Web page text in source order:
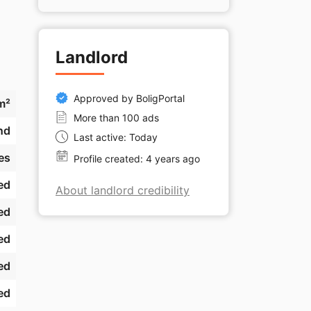
Landlord
Approved by BoligPortal
More than 100 ads
Last active: Today
Profile created: 4 years ago
About landlord credibility